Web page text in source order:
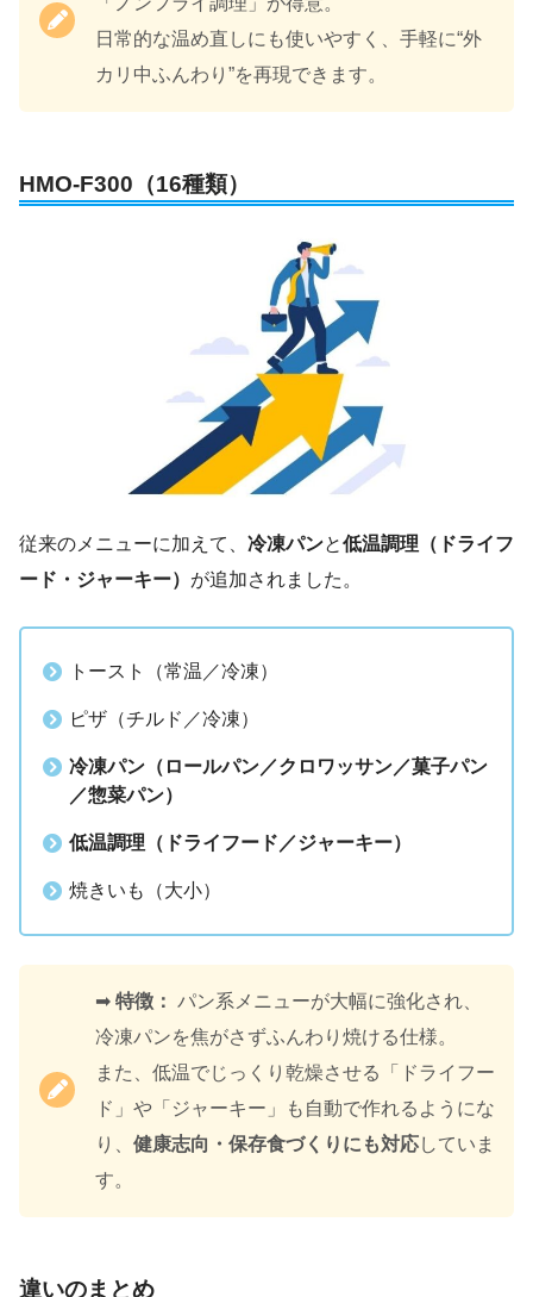
日常的な温め直しにも使いやすく、手軽に“外
カリ中ふんわり”を再現できます。
HMO-F300（16種類）
従来のメニューに加えて、 冷凍パンと低温調理（ドライフ
ード・ジャーキー） が追加されました。
トースト（常温／冷凍）
ピザ（チルド／冷凍）
冷凍パン（ロールパン／クロワッサン／菓子パン
／惣菜パン）
低温調理（ドライフード／ジャーキー）
焼きいも（大小）
➡ 特徴： パン系メニューが大幅に強化され、
冷凍パンを焦がさずふんわり焼ける仕様。
また、低温でじっくり乾燥させる「ドライフー
ド」や「ジャーキー」も自動で作れるようにな
り、 健康志向・保存食づくりにも対応していま
す。
違いのまとめ